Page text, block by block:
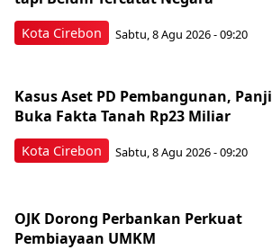
Kota Cirebon Sabtu, 8 Agu 2026 - 09:20
Kota Cirebon
Kasus Aset PD Pembangunan, Panji
Buka Fakta Tanah Rp23 Miliar
Sabtu, 8 Agu 2026 - 09:20
OJK Dorong Perbankan Perkuat
Pembiayaan UMKM